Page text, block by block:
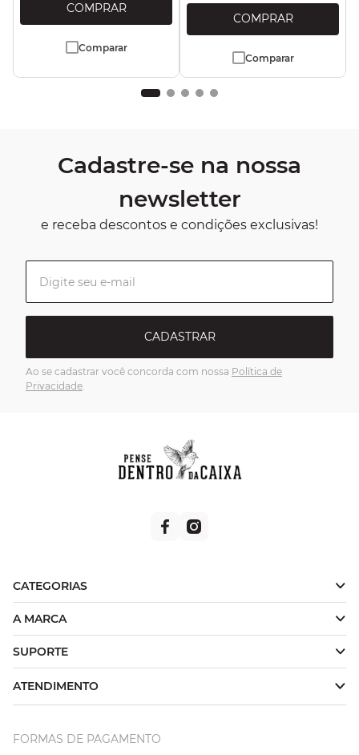
Comparar
Comparar
Cadastre-se na nossa
newsletter
e receba descontos e condições exclusivas!
CADASTRAR
Ao se cadastrar você concorda com nossa Política de
Privacidade.
CATEGORIAS
A MARCA
SUPORTE
ATENDIMENTO
FORMAS DE PAGAMENTO